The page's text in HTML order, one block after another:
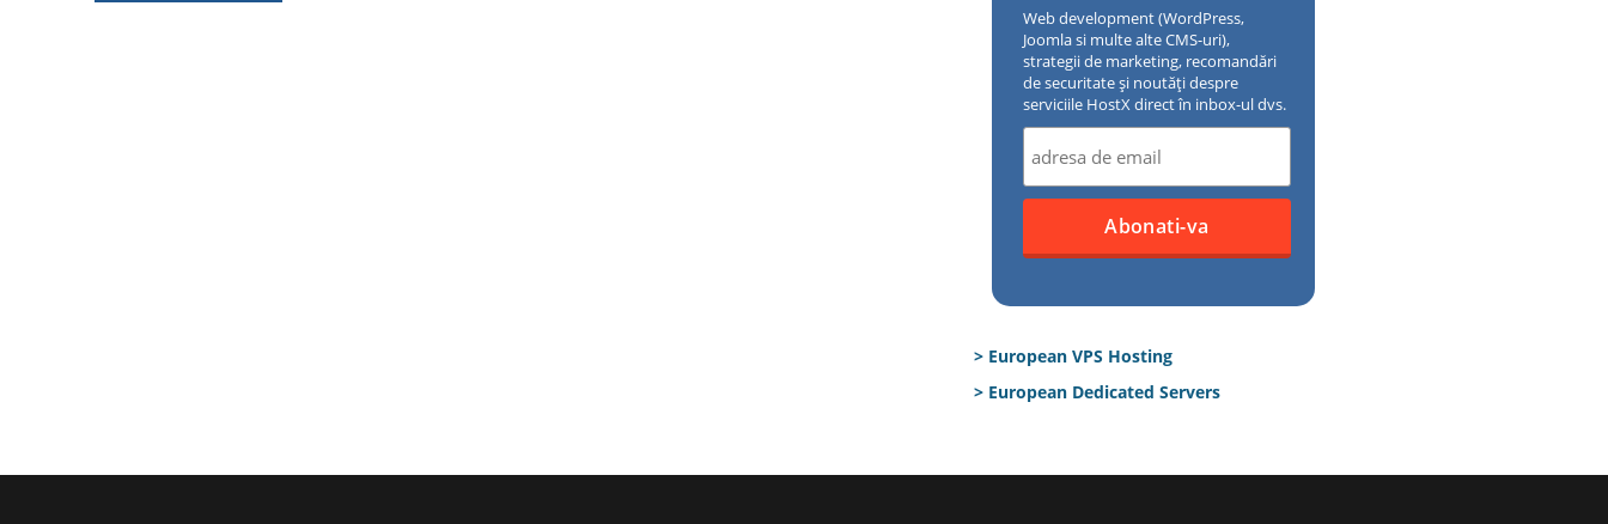
Web development (WordPress,
Joomla si multe alte CMS-uri),
strategii de marketing, recomandări
de securitate și noutăți despre
serviciile HostX direct în inbox-ul dvs.
> European VPS Hosting
> European Dedicated Servers